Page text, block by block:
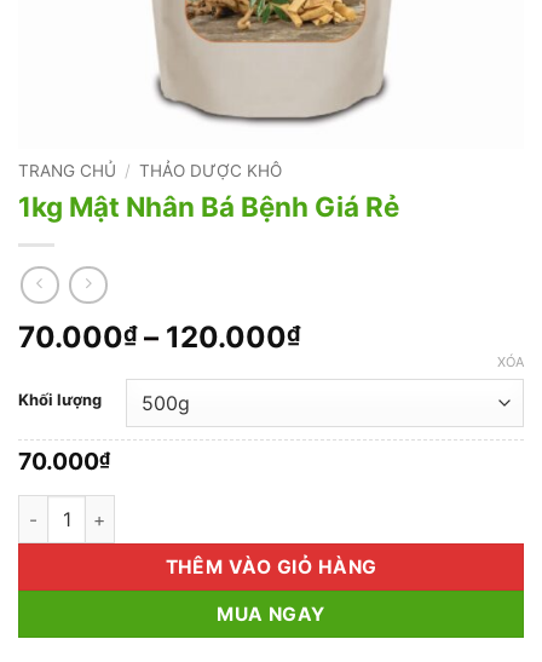
TRANG CHỦ / THẢO DƯỢC KHÔ
1kg Mật Nhân Bá Bệnh Giá Rẻ
70.000₫ – 120.000₫Khoảng
70.000₫
đến
Khối lượng
XÓA
70.000₫
1kg Mật Nhân Bá Bệnh Giá Rẻ số lượng
THÊM VÀO GIỎ HÀNG
MUA NGAY